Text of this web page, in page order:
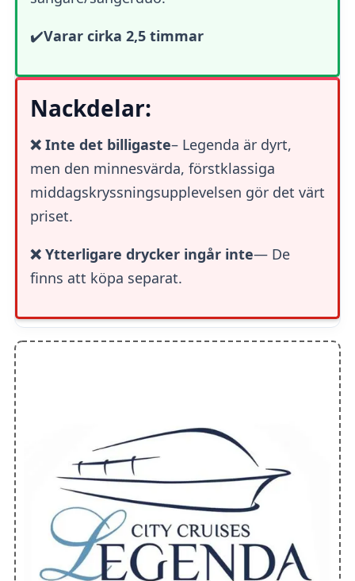
✔️Varar cirka 2,5 timmar
Nackdelar:
❌ Inte det billigaste– Legenda är dyrt,
men den minnesvärda, förstklassiga
middagskryssningsupplevelsen gör det värt
priset.
❌ Ytterligare drycker ingår inte— De
finns att köpa separat.